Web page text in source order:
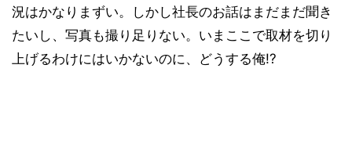
況はかなりまずい。しかし社長のお話はまだまだ聞き
たいし、写真も撮り足りない。いまここで取材を切り
上げるわけにはいかないのに、どうする俺!?